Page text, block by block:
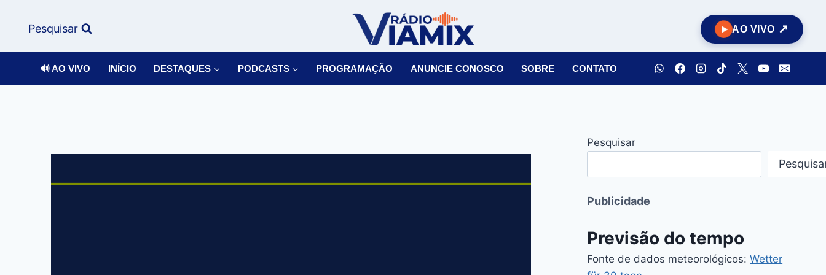
Pesquisar AO VIVO
🔊 AO VIVO INÍCIO DESTAQUES PODCASTS PROGRAMAÇÃO ANUNCIE CONOSCO SOBRE CONTATO
Pesquisar
Publicidade
Previsão do tempo
Fonte de dados meteorológicos:Wetter